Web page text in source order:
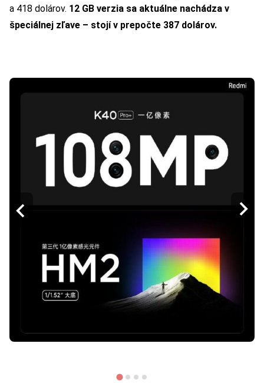
a 418 dolárov. 12 GB verzia sa aktuálne nachádza v
špeciálnej zľave – stojí v prepočte 387 dolárov.